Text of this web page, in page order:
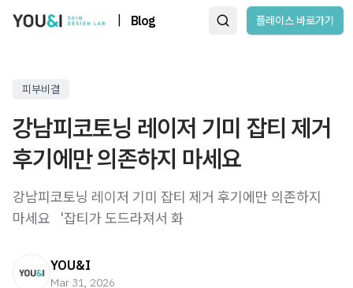
Blog 플레이스 바로가기
피부비결
강남피코토닝 레이저 기미 잡티 제거
후기에만 의존하지 마세요
강남피코토닝 레이저 기미 잡티 제거 후기에만 의존하지
마세요 ​ ​ '잡티가 도드라져서 화
YOU&I
Mar 31, 2026